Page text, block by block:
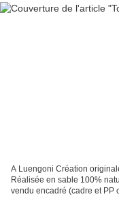
A Luengoni Création
Réalisée en sable 100%
vendu encadré (cadre et PP